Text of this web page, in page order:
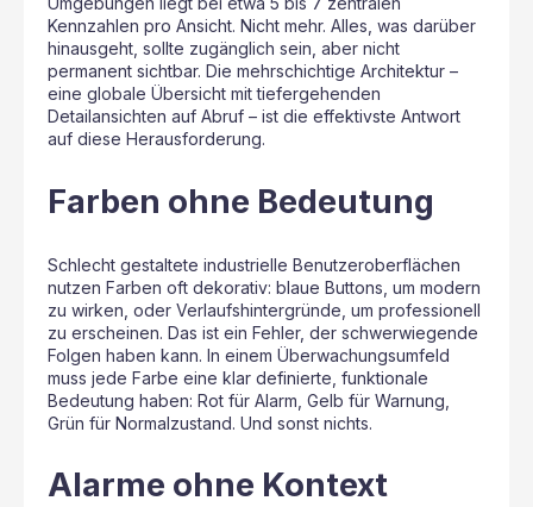
Kennzahlen pro Ansicht. Nicht mehr. Alles, was darüber
hinausgeht, sollte zugänglich sein, aber nicht
permanent sichtbar. Die mehrschichtige Architektur –
eine globale Übersicht mit tiefergehenden
Detailansichten auf Abruf – ist die effektivste Antwort
auf diese Herausforderung.
Farben ohne Bedeutung
Schlecht gestaltete industrielle Benutzeroberflächen
nutzen Farben oft dekorativ: blaue Buttons, um modern
zu wirken, oder Verlaufshintergründe, um professionell
zu erscheinen. Das ist ein Fehler, der schwerwiegende
Folgen haben kann. In einem Überwachungsumfeld
muss jede Farbe eine klar definierte, funktionale
Bedeutung haben: Rot für Alarm, Gelb für Warnung,
Grün für Normalzustand. Und sonst nichts.
Alarme ohne Kontext